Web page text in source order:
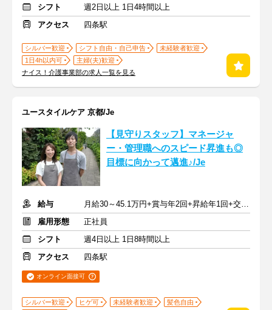
シフト
週2日以上 1日4時間以上
アクセス
四条駅
シルバー歓迎 シフト自由・自己申告
未経験者歓迎
1日4h以内可
主婦(夫)歓迎
ナイス！介護事業部の求人一覧を見る
ユースタイルケア 京都/Je
【見守りスタッフ】マネージャ
ー・管理職へのスピード昇進も◎
目標に向かって邁進♪/Je
給与
月給30～45.1万円+賞与年2回+昇給年1回+交通費全額
雇用形態
正社員
シフト
週4日以上 1日8時間以上
アクセス
四条駅
オンライン面接可
シルバー歓迎 ヒゲ可 未経験者歓迎
髪色自由